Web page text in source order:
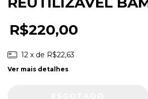
R$220,00
12 x de R$22,63
Ver mais detalhes